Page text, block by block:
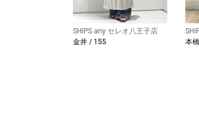
SHIPS any セレオ八王子店
金井 / 155
本